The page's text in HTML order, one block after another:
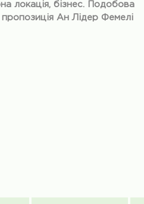
локація, бізнес. Подобова
Ан Лідер Фемелі